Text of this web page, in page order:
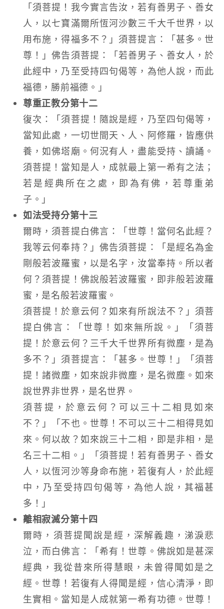
「須菩提！我今實言告汝，若有善男子、善女
人，以七寶滿爾所恆河沙數三千大千世界，以
用布施，得福多不？」須菩提言：「甚多。世
尊！」佛告須菩提：「若善男子、善女人，於
此經中，乃至受持四句偈等，為他人說，而此
福德，勝前福德。」
尊重正教分第十二
復次：「須菩提！隨說是經，乃至四句偈等，
當知此處，一切世間天、人、阿修羅，皆應供
養，如佛塔廟。何況有人，盡能受持、讀誦。
須菩提！當知是人，成就最上第一希有之法；
若是經典所在之處，即為有佛，若尊重弟
子。」
如法受持分第十三
爾時，須菩提白佛言：「世尊！當何名此經？
我等云何奉持？」佛告須菩提：「是經名為金
剛般若波羅蜜，以是名字，汝當奉持。所以者
何？須菩提！佛說般若波羅蜜，即非般若波羅
蜜，是名般若波羅蜜。
須菩提！於意云何？如來有所說法不？」須菩
提白佛言：「世尊！如來無所說。」「須菩
提！於意云何？三千大千世界所有微塵，是為
多不？」須菩提言：「甚多。世尊！」「須菩
提！諸微塵，如來說非微塵，是名微塵。如來
說世界非世界，是名世界。
須菩提，於意云何？可以三十二相見如來
不？」「不也。世尊！不可以三十二相得見如
來。何以故？如來說三十二相，即是非相，是
名三十二相。」「須菩提！若有善男子、善女
人，以恆河沙等身命布施，若復有人，於此經
中，乃至受持四句偈等，為他人說，其福甚
多！」
離相寂滅分第十四
爾時，須菩提聞說是經，深解義趣，涕淚悲
泣，而白佛言：「希有！世尊。佛說如是甚深
經典，我從昔來所得慧眼，未曾得聞如是之
經。世尊！若復有人得聞是經，信心清淨，即
生實相。當知是人成就第一希有功德。世尊！